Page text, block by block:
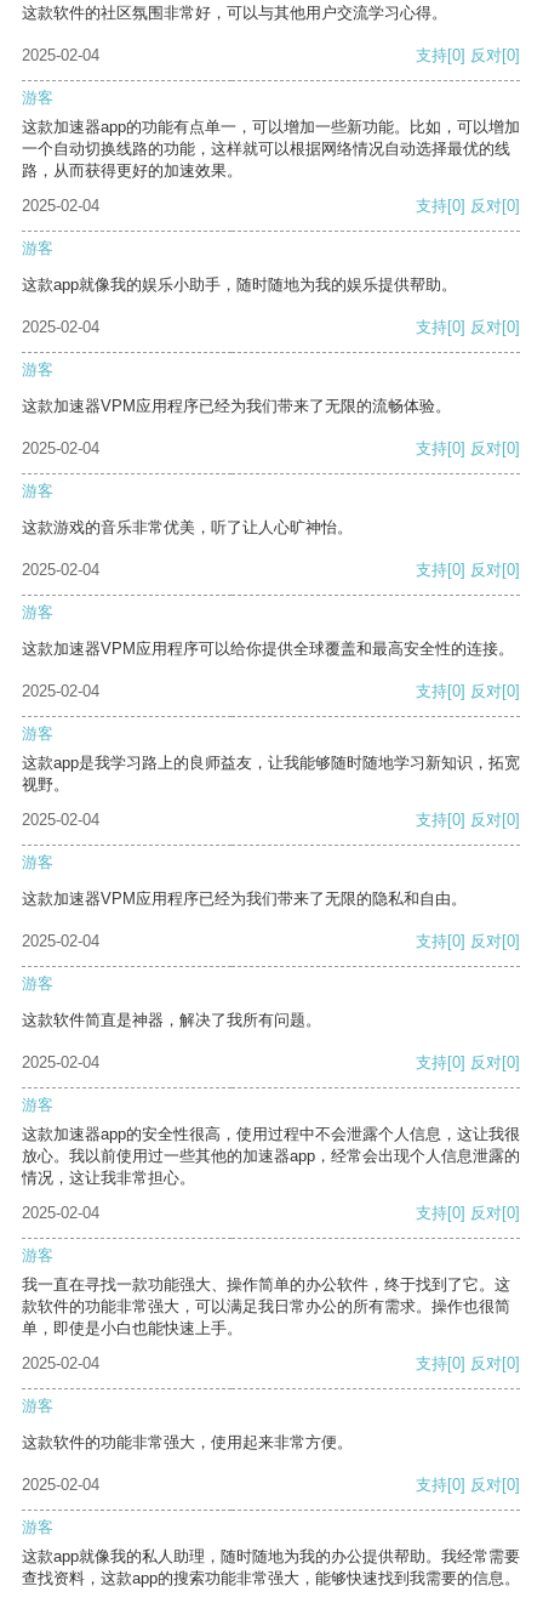
这款软件的社区氛围非常好，可以与其他用户交流学习心得。
2025-02-04 支持[0] 反对[0]
游客
这款加速器app的功能有点单一，可以增加一些新功能。比如，可以增加
一个自动切换线路的功能，这样就可以根据网络情况自动选择最优的线
路，从而获得更好的加速效果。
2025-02-04
支持[0] 反对[0]
游客
这款app就像我的娱乐小助手，随时随地为我的娱乐提供帮助。
2025-02-04 支持[0] 反对[0]
游客
这款加速器VPM应用程序已经为我们带来了无限的流畅体验。
2025-02-04 支持[0] 反对[0]
游客
这款游戏的音乐非常优美，听了让人心旷神怡。
2025-02-04 支持[0] 反对[0]
游客
这款加速器VPM应用程序可以给你提供全球覆盖和最高安全性的连接。
2025-02-04 支持[0] 反对[0]
游客
这款app是我学习路上的良师益友，让我能够随时随地学习新知识，拓宽
视野。
2025-02-04
支持[0] 反对[0]
游客
这款加速器VPM应用程序已经为我们带来了无限的隐私和自由。
2025-02-04 支持[0] 反对[0]
游客
这款软件简直是神器，解决了我所有问题。
2025-02-04 支持[0] 反对[0]
游客
这款加速器app的安全性很高，使用过程中不会泄露个人信息，这让我很
放心。我以前使用过一些其他的加速器app，经常会出现个人信息泄露的
情况，这让我非常担心。
2025-02-04
支持[0] 反对[0]
游客
我一直在寻找一款功能强大、操作简单的办公软件，终于找到了它。这
款软件的功能非常强大，可以满足我日常办公的所有需求。操作也很简
单，即使是小白也能快速上手。
2025-02-04
支持[0] 反对[0]
游客
这款软件的功能非常强大，使用起来非常方便。
2025-02-04 支持[0] 反对[0]
游客
这款app就像我的私人助理，随时随地为我的办公提供帮助。我经常需要
查找资料，这款app的搜索功能非常强大，能够快速找到我需要的信息。